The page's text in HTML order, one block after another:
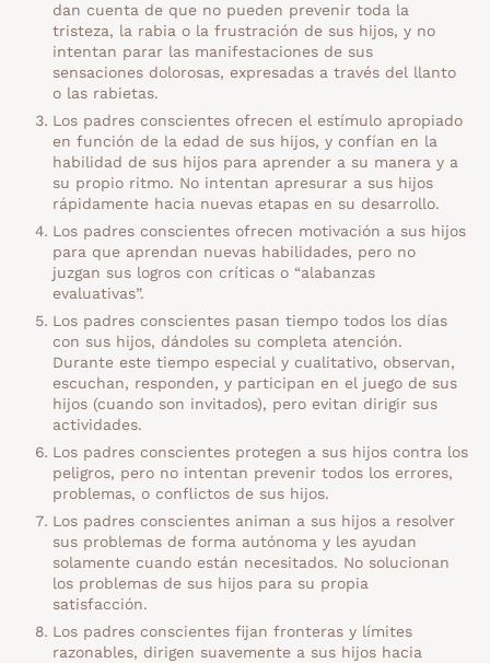
dan cuenta de que no pueden prevenir toda la
tristeza, la rabia o la frustración de sus hijos, y no
intentan parar las manifestaciones de sus
sensaciones dolorosas, expresadas a través del llanto
o las rabietas.
Los padres conscientes ofrecen el estímulo apropiado
en función de la edad de sus hijos, y confían en la
habilidad de sus hijos para aprender a su manera y a
su propio ritmo. No intentan apresurar a sus hijos
rápidamente hacia nuevas etapas en su desarrollo.
Los padres conscientes ofrecen motivación a sus hijos
para que aprendan nuevas habilidades, pero no
juzgan sus logros con críticas o “alabanzas
evaluativas”.
Los padres conscientes pasan tiempo todos los días
con sus hijos, dándoles su completa atención.
Durante este tiempo especial y cualitativo, observan,
escuchan, responden, y participan en el juego de sus
hijos (cuando son invitados), pero evitan dirigir sus
actividades.
Los padres conscientes protegen a sus hijos contra los
peligros, pero no intentan prevenir todos los errores,
problemas, o conflictos de sus hijos.
Los padres conscientes animan a sus hijos a resolver
sus problemas de forma autónoma y les ayudan
solamente cuando están necesitados. No solucionan
los problemas de sus hijos para su propia
satisfacción.
Los padres conscientes fijan fronteras y límites
razonables, dirigen suavemente a sus hijos hacia